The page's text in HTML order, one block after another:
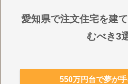
愛知県で注文住宅を建
むべき3
550万円台で夢が手